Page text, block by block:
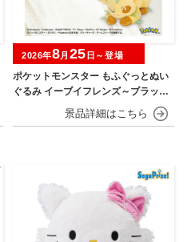
ポケットモンスター もふぐっとぬい
ぐるみ イーブイフレンズ～ブラッキ
ー・リーフィア～おひるねver.
2026年8月 25 日～登場